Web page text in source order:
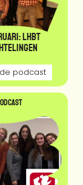
LHBT
podcast